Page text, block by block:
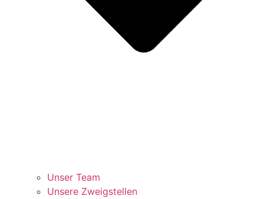
Unser Team
Unsere Zweigstellen